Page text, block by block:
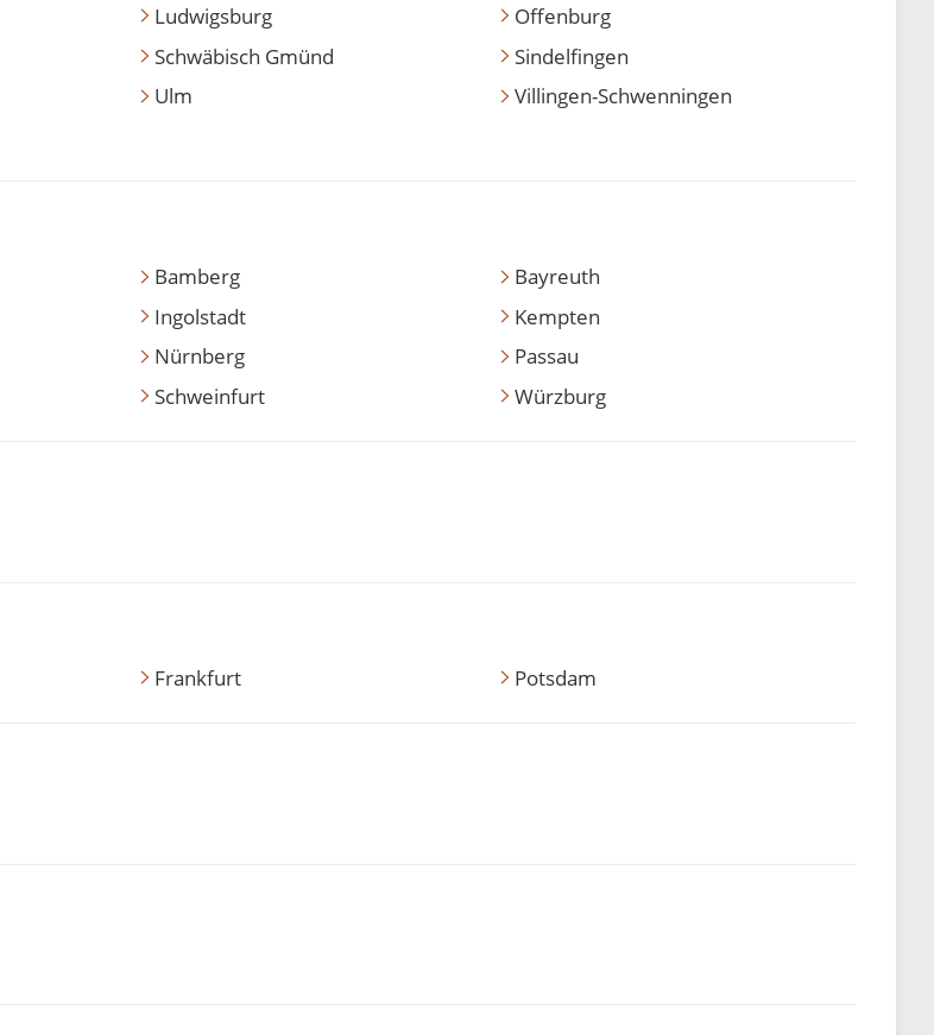
Ludwigsburg
Offenburg
Schwäbisch Gmünd
Sindelfingen
Ulm
Villingen-Schwenningen
Bamberg
Bayreuth
Ingolstadt
Kempten
Nürnberg
Passau
Schweinfurt Würzburg
Frankfurt Potsdam